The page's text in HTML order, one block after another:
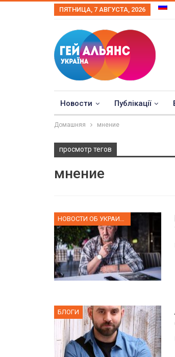
ПЯТНИЦА, 7 АВГУСТА, 2026
Новости Публікації
Домашняя мнение
просмотр тегов
мнение
БЛОГИ
собрал 200
0